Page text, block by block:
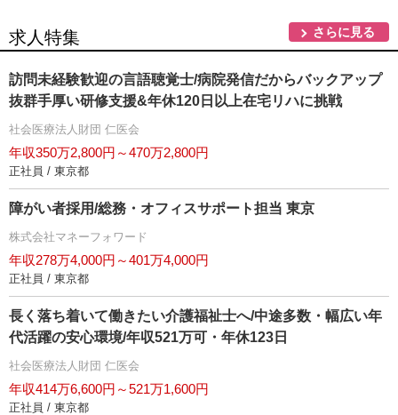
求人特集 さらに見る
訪問未経験歓迎の言語聴覚士/病院発信だからバックアップ
抜群手厚い研修支援&年休120日以上在宅リハに挑戦
社会医療法人財団 仁医会
年収350万2,800円～470万2,800円
正社員 / 東京都
障がい者採用/総務・オフィスサポート担当 東京
株式会社マネーフォワード
年収278万4,000円～401万4,000円
正社員 / 東京都
長く落ち着いて働きたい介護福祉士へ/中途多数・幅広い年
代活躍の安心環境/年収521万可・年休123日
社会医療法人財団 仁医会
年収414万6,600円～521万1,600円
正社員 / 東京都